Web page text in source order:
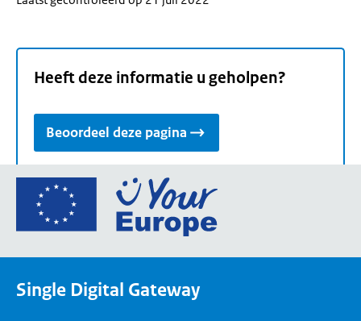
Heeft deze informatie u geholpen?
Beoordeel deze pagina
Ga
de
Single Digital Gateway